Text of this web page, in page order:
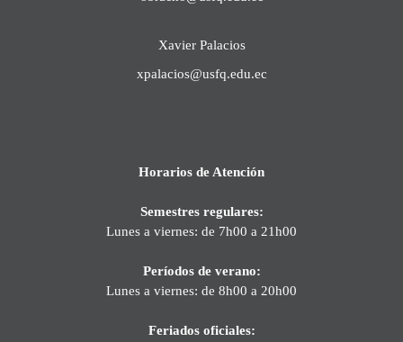
Xavier Palacios
xpalacios@usfq.edu.ec
Horarios de Atención
Semestres regulares:
Lunes a viernes: de 7h00 a 21h00
Períodos de verano:
Lunes a viernes: de 8h00 a 20h00
Feriados oficiales: